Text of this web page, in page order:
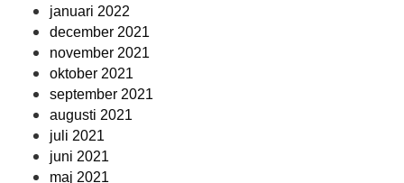
januari 2022
december 2021
november 2021
oktober 2021
september 2021
augusti 2021
juli 2021
juni 2021
maj 2021